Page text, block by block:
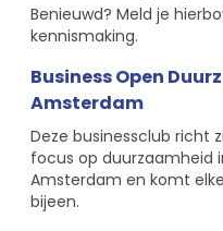
Benieuwd? Meld je
kennismaking.
Business Open
Amsterdam
Deze businessclub richt
focus op duurzaamheid
Amsterdam en komt
bijeen.